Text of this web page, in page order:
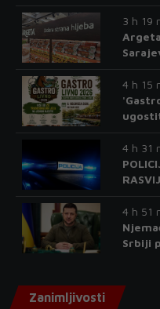
3 h 19
4 h 15
4 h 31
4 h 51
Srbiji
Zanimljivosti